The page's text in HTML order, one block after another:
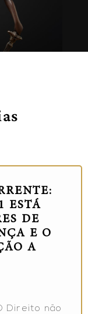
ESTÁ
DE
E O
A
Direito não